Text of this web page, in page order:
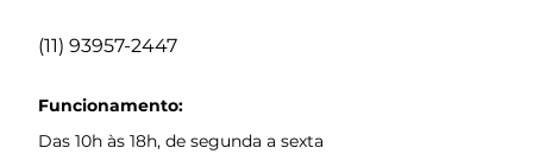
(11) 93957-2447
Funcionamento:
Das 10h às 18h, de segunda a sexta